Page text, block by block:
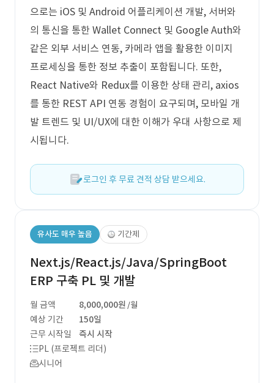
으로는 iOS 및 Android 어플리케이션 개발, 서버와
의 통신을 통한 Wallet Connect 및 Google Auth와
같은 외부 서비스 연동, 카메라 앱을 활용한 이미지
프로세싱을 통한 정보 추출이 포함됩니다. 또한,
React Native와 Redux를 이용한 상태 관리, axios
를 통한 REST API 연동 경험이 요구되며, 모바일 개
발 트렌드 및 UI/UX에 대한 이해가 우대 사항으로 제
시됩니다.
로그인 후 무료 견적 상담 받으세요.
유사도 매우 높음 기간제
Next.js/React.js/Java/SpringBoot
ERP 구축 PL 및 개발
월 금액 8,000,000원 /월
예상 기간
150일
근무 시작일
즉시 시작
PL (프로젝트 리더)
시니어